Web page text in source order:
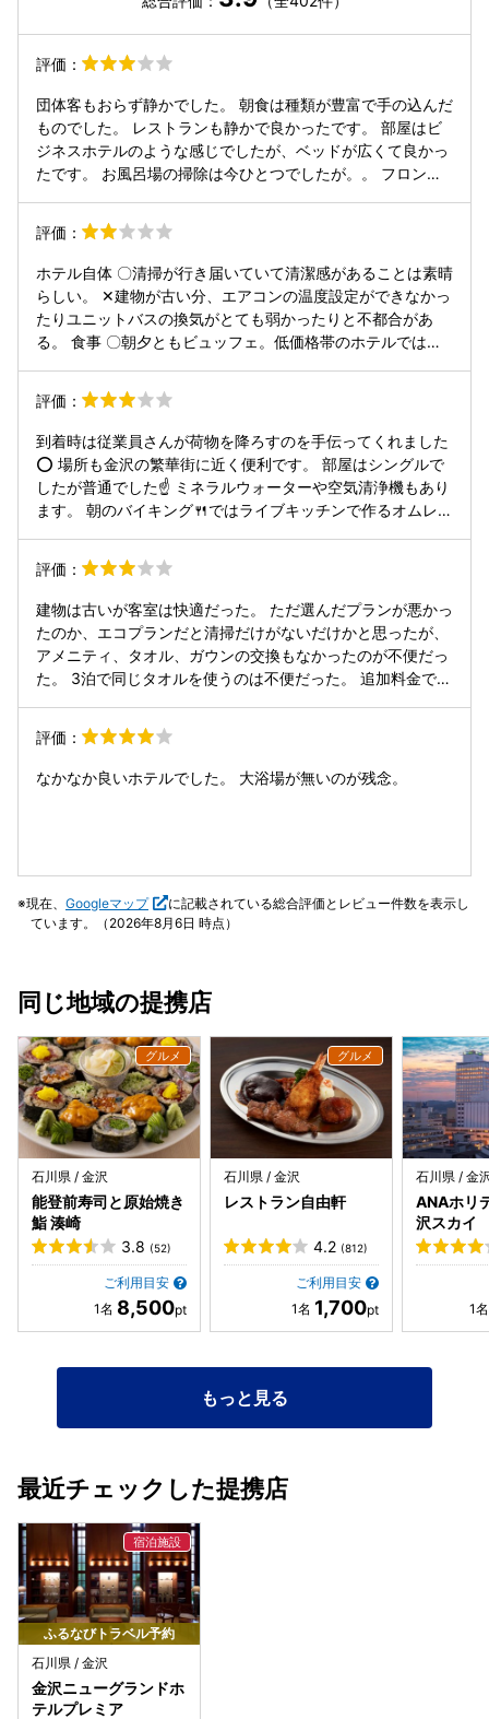
評価：
団体客もおらず静かでした。 朝食は種類が豊富で手の込んだ
ものでした。 レストランも静かで良かったです。 部屋はビ
ジネスホテルのような感じでしたが、ベッドが広くて良かっ
たです。 お風呂場の掃除は今ひとつでしたが。。 フロント
てくれず、残念でした。コーヒーメーカーが置いてある場所
もロビーの隅っこでわかりにくかったため外で買ってきてし
まいました。
評価：
ホテル自体 〇清掃が行き届いていて清潔感があることは素晴
らしい。 ✕建物が古い分、エアコンの温度設定ができなかっ
たりユニットバスの換気がとても弱かったりと不都合があ
る。 食事 〇朝夕ともビュッフェ。低価格帯のホテルではで
トレーがあったが、夕食のビュッフェではなぜかトレーが置
かれていない。お皿を持って座席を行き来するのは大変だっ
た。 サービス 〇清掃のスタッフはすれ違うたびに気持ちの
良い挨拶をしてくれて、ホテルのレストランにいる従業員よ
りよほど好感を持てた。 ✕食事の際のサービスが大問題。ビ
ュッフェは夕食は120分の時間制で、朝食は7:00〜10:00の
間に自由に摂ることができる。 夕食では70分を過ぎたくら
け、朝食に向けたテーブルと椅子の配置替えをやりだす。ま
を優先する姿はサービス精神の欠片もない。 朝食ではこれま
た最後の客になったが、9:30くらいに後片付けが始まる。さ
らにお客が私と妻の２人だけで従業員が４名くらいフロアを
うろついてるのにテーブルにある空いた皿を下げることもな
い。ただ料理の置いてあるテーブルを清掃するだけ。テーブ
ルが使用済みのお皿でいっぱいなのにも関わらず、何もしよ
らかデザートも補充されず、さっさと出ていけと言わんばか
評価：
到着時は従業員さんが荷物を降ろすのを手伝ってくれました
⭕️ 場所も金沢の繁華街に近く便利です。 部屋はシングルで
したが普通でした☝️ ミネラルウォーターや空気清浄機もあり
ます。 朝のバイキング🍴ではライブキッチンで作るオムレツ
トのクオリティも高い👌
評価：
建物は古いが客室は快適だった。 ただ選んだプランが悪かっ
たのか、エコプランだと清掃だけがないだけかと思ったが、
アメニティ、タオル、ガウンの交換もなかったのが不便だっ
た。 3泊で同じタオルを使うのは不便だった。 追加料金で対
そこは便利だった。タオルなどはここで洗濯した。
評価：
なかなか良いホテルでした。 大浴場が無いのが残念。
現在、 Googleマップ
に記載されている総合評価とレビュー件数を表示し
ています。（2026年8月6日 時点）
同じ地域の提携店
石川県 / 金沢
能登前寿司と原始焼き
鮨 湊崎
3.8 (52)
ご利用目安
8,500
石川県 / 金沢
レストラン自由軒
4.2 (812)
ご利用目安
1,700
石川県 / 金
ANAホリ
沢スカイ
もっと見る
最近チェックした提携店
ふるなびトラベル予約
石川県 / 金沢
金沢ニューグランドホ
テルプレミア